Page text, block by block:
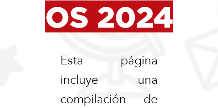
OS 2024
Esta página
incluye una
compilación de